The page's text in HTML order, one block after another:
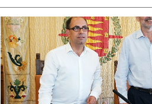
de
la
noticia